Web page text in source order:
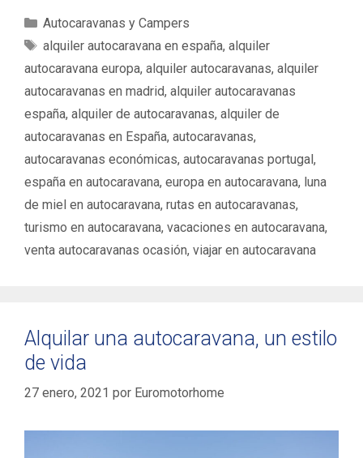
C
a
g
o
r
í
a
Autocaravanas y Campers
E
t
u
e
t
a
s
alquiler autocaravana en españa, alquiler
autocaravana europa, alquiler autocaravanas, alquiler
autocaravanas en madrid, alquiler autocaravanas
españa, alquiler de autocaravanas, alquiler de
autocaravanas en España, autocaravanas,
autocaravanas económicas, autocaravanas portugal,
españa en autocaravana, europa en autocaravana, luna
de miel en autocaravana, rutas en autocaravanas,
turismo en autocaravana, vacaciones en autocaravana,
venta autocaravanas ocasión, viajar en autocaravana
Alquilar una autocaravana, un estilo
de vida
27 enero, 2021 por Euromotorhome